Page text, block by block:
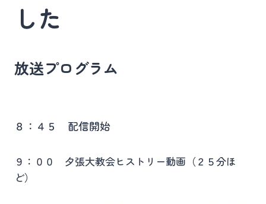
した
放送プログラム
８：４５ 配信開始
９：００ 夕張大教会ヒストリー動画（２５分ほ
ど）